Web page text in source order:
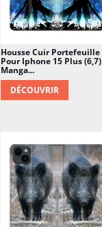
Housse Cuir Portefeuille
Pour Iphone 15 Plus (6,7)
Manga...
DÉCOUVRIR